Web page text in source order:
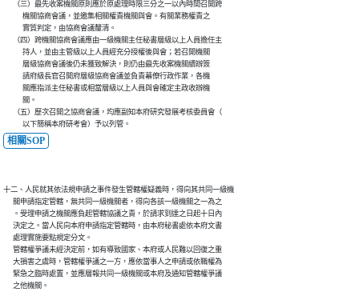
      （三）最先收案機關原則應於原處理時限三分之一以內時間召開跨
            機關協商會議，並邀集相關權責機關與會。有關業務權責之
            實質判定，由協商會議釐清。
      （四）跨機關協商會議應由一級機關主任秘書層級以上人員擔任主
            持人，並由主管級以上人員經充分授權後與會；若召開機關
            層級協商會議後仍未獲致解決，則仍由最先收案機關續辦簽
            請府級長官召開府層級協商會議並負責幕僚行政作業，各機
            關應指派主任秘書或相當層級以上人員與會確定主政收辦機
            關。
      （五）歷次召開之協商會議，均應副知本府研究發展考核委員會（
相關SOP
十二、人民就其依法規申請之事件發生管轄權疑義時，得向其共同一級機
      關申請指定管轄，無共同一級機關者，得向各該一級機關之一為之
      。受理申請之機關應負起管轄協議之責，於請求到達之日起十日內
      決定之。當人民向本府申請指定管轄時，由本府秘書處依本府文書
      處理實施要點規定分文。
      管轄權爭議未經決定前，如有導致國家、本府或人民難以回復之重
      大損害之虞時，管轄權爭議之一方，應依當事人之申請或依職權為
      緊急之臨時處置，並應層報共同一級機關或本府及通知管轄權爭議